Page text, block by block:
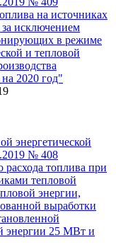
на источниках
исключением
в режиме
и тепловой
2020 год"
энергетической
№ 408
топлива при
тепловой
энергии,
выработки
энергии 25 МВт и